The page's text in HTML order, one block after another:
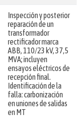
Inspección y posterior
reparación de un
transformador
rectificador marca
ABB, 110/23 kV, 37,5
MVA; incluyen
ensayos eléctricos de
recepción final.
Identificación de la
falla: carbonización
en uniones de salidas
en MT